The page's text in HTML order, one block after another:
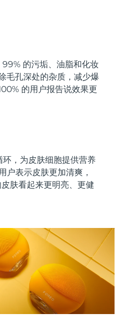
的污垢、油脂和化妆
毛孔深处的杂质，减少爆
的用户报告说效果更
环，为皮肤细胞提供营养
户表示皮肤更加清爽，
肤看起来更明亮、更健
预计送达日期 8/10/26
预计送达日期8/13/26
预计送达日期8/12/26
预计送达日期 8/10/26
预计送达日期 8/18/26
预计送达日期8/11/26
预计送达日期8/12/26